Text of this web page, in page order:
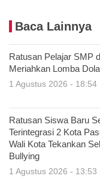
Baca Lainnya
Ratusan Pelajar SMP
Meriahkan Lomba
1 Agustus 2026 - 18:54
Ratusan Siswa Baru
Terintegrasi 2 Kota
Wali Kota Tekankan
Bullying
1 Agustus 2026 - 13:53